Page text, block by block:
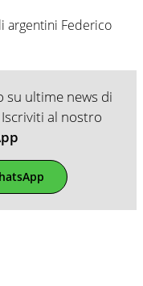
argentini Federico
su ultime news di
al nostro